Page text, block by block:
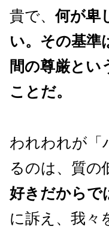
貴で、何が卑
い。その基準
間の尊厳とい
ことだ。
われわれが「
るのは、質の
好きだからで
に訴え、我々